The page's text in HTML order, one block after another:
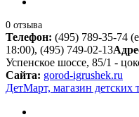
0 отзыва
Телефон: (495) 789-35-74
18:00), (495) 749-02-13
Успенское шоссе, 85/1 -
Сайта: gorod-igrushek.ru
ДетМарт, магазин детских